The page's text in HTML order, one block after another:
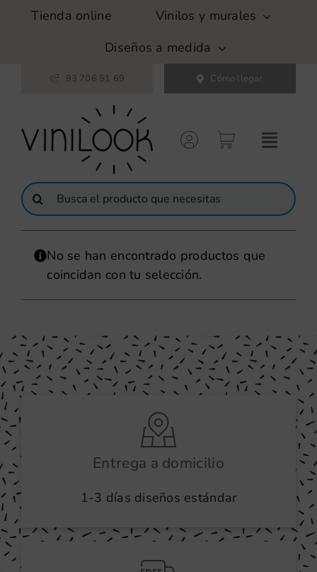
SaltarTienda online
Vinilos y murales
Diseños a medida
93 706 51 69 Cómo llegar
Buscar:
No se han encontrado productos que
coincidan con tu selección.
Entrega a domicilio
1-3 días diseños estándar